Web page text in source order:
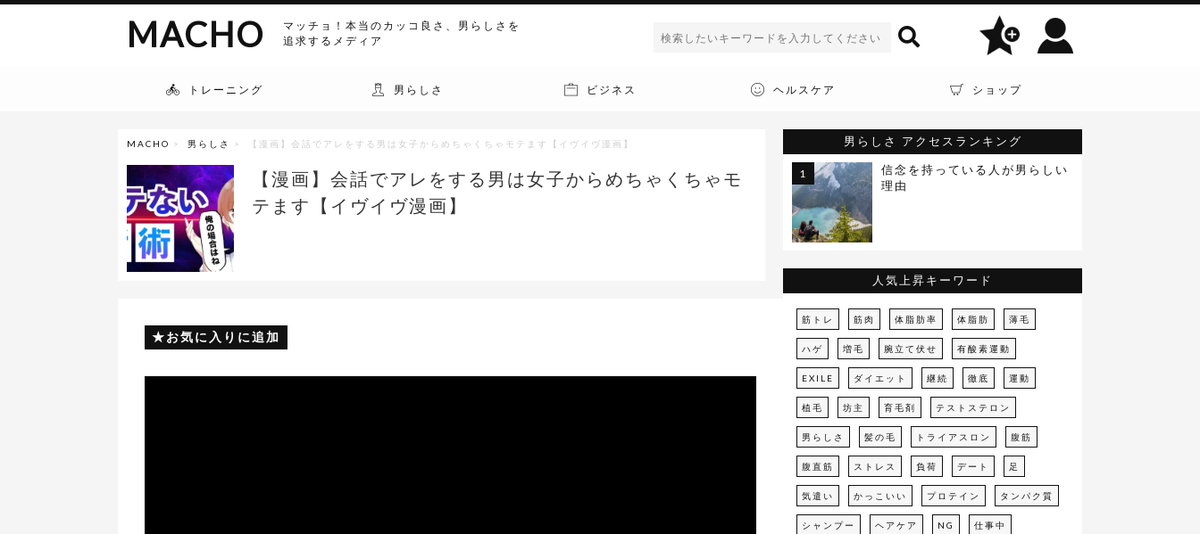
マッチョ！本当のカッコ良さ、男らしさを
追求するメディア
MACHO
トレーニング 男らしさ ビジネス ヘルスケア ショップ
MACHO > 男らしさ > 【漫画】会話でアレをする男は女子からめちゃくちゃモテます【イヴイヴ漫画】
【漫画】会話でアレをする男は女子からめちゃくちゃモ
テます【イヴイヴ漫画】
お気に入りに追加
男らしさ
アクセスランキング
信念を持っている人が男らしい
理由
人気上昇キーワード
筋トレ 筋肉 体脂肪率 体脂肪 薄毛
ハゲ 増毛 腕立て伏せ 有酸素運動
EXILE ダイエット 継続 徹底 運動
植毛 坊主 育毛剤 テストステロン
男らしさ 髪の毛 トライアスロン 腹筋
腹直筋 ストレス 負荷 デート 足
気遣い かっこいい プロテイン タンパク質
シャンプー ヘアケア NG 仕事中